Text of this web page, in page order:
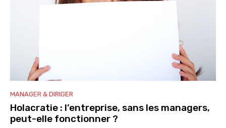
MANAGER & DIRIGER
Holacratie : l’entreprise, sans les managers,
peut-elle fonctionner ?